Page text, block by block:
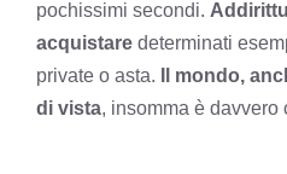
pochissimi secondi.
acquistare determinati
private o asta.
Il mondo,
di vista, insomma è davvero